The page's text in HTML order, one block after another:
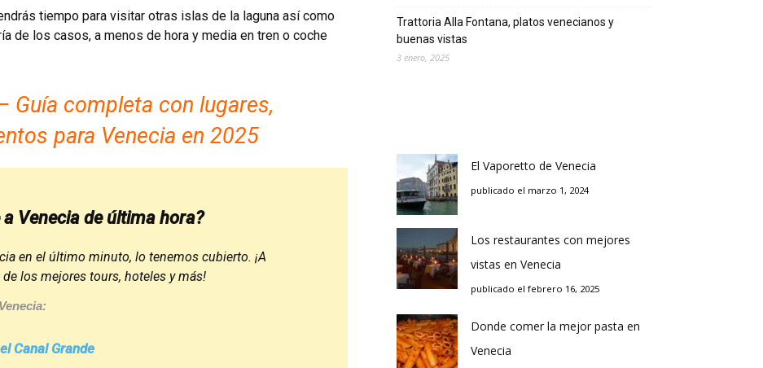
tiempo para visitar otras islas de la laguna así como
de los casos, a menos de hora y media en tren o coche
Guía completa con lugares,
para Venecia en 2025
Venecia de última hora?
en el último minuto, lo tenemos cubierto. ¡A
los mejores tours, hoteles y más!
Canal Grande
Trattoria Alla Fontana, platos venecianos y
buenas vistas
3 enero, 2025
El Vaporetto de Venecia
publicado el marzo 1, 2024
Los restaurantes con mejores
vistas en Venecia
publicado el febrero 16, 2025
Donde comer la mejor pasta en
Venecia